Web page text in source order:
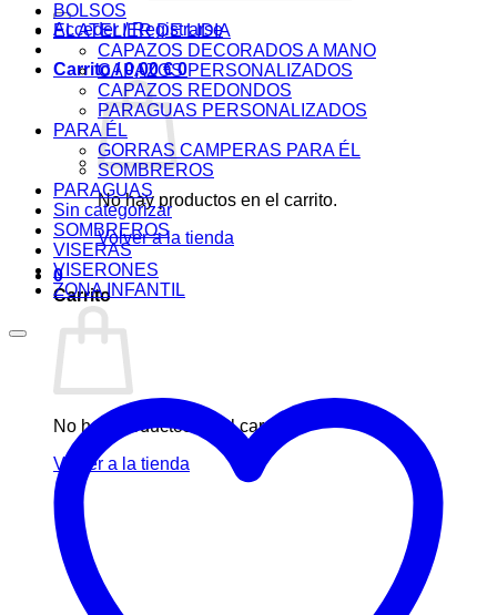
Acceder / Registrarse
Carrito /0,00€ 0
No hay productos en el carrito.
Volver a la tienda
0
Carrito
No hay productos en el carrito.
Volver a la tienda
BOLSOS
EL ATELIER DE LIDIA
CAPAZOS DECORADOS A MANO
CAPAZOS PERSONALIZADOS
CAPAZOS REDONDOS
PARAGUAS PERSONALIZADOS
PARA ÉL
GORRAS CAMPERAS PARA ÉL
SOMBREROS
PARAGUAS
Sin categorizar
SOMBREROS
VISERAS
VISERONES
ZONA INFANTIL